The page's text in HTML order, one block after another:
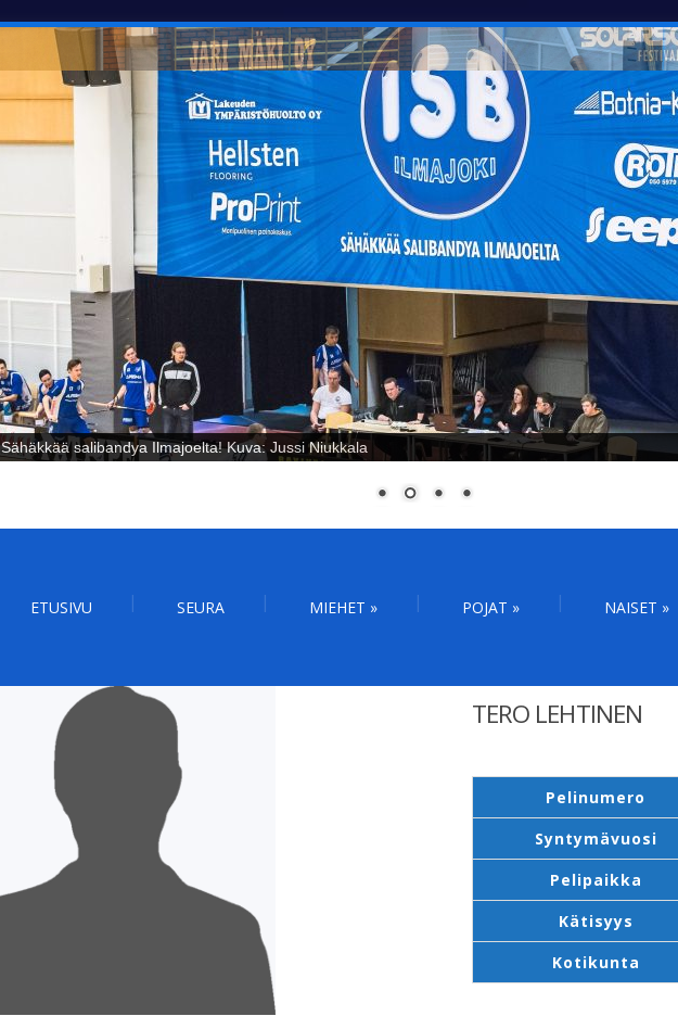
Sähäkkää salibandya Ilmajoelta! Kuva: Jussi Niukkala
ETUSIVU SEURA MIEHET » POJAT » NAISET »
TERO LEHTINEN
Pelinumero
Syntymävuosi
Pelipaikka
Kätisyys
Kotikunta